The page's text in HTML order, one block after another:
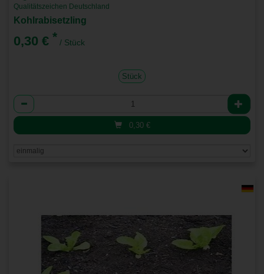
Qualitätszeichen Deutschland
Kohlrabisetzling
0,30 € * / Stück
Stück
Anzahl
0,30 €